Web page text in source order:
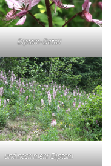
Diptam-Detail
und noch mehr Diptam